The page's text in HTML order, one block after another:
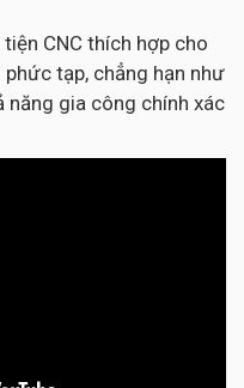
CNC thích hợp cho
tạp, chẳng hạn như
năng gia công chính xác